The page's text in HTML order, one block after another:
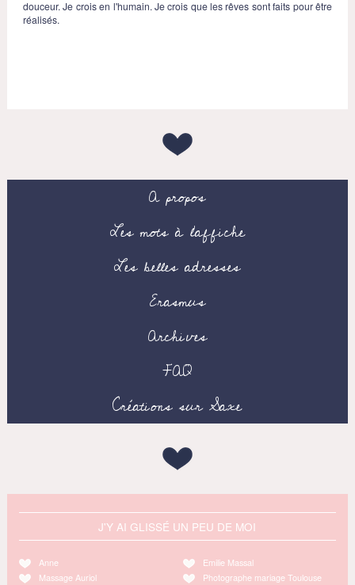
douceur. Je crois en l'humain. Je crois que les rêves sont faits pour être
réalisés.
A propos
Les mots à l’affiche
Les belles adresses
Erasmus
Archives
FAQ
Créations sur Saxe
J'Y AI GLISSÉ UN PEU DE MOI
Anne
Massage Auriol
Emilie Massal
Photographe mariage Toulouse